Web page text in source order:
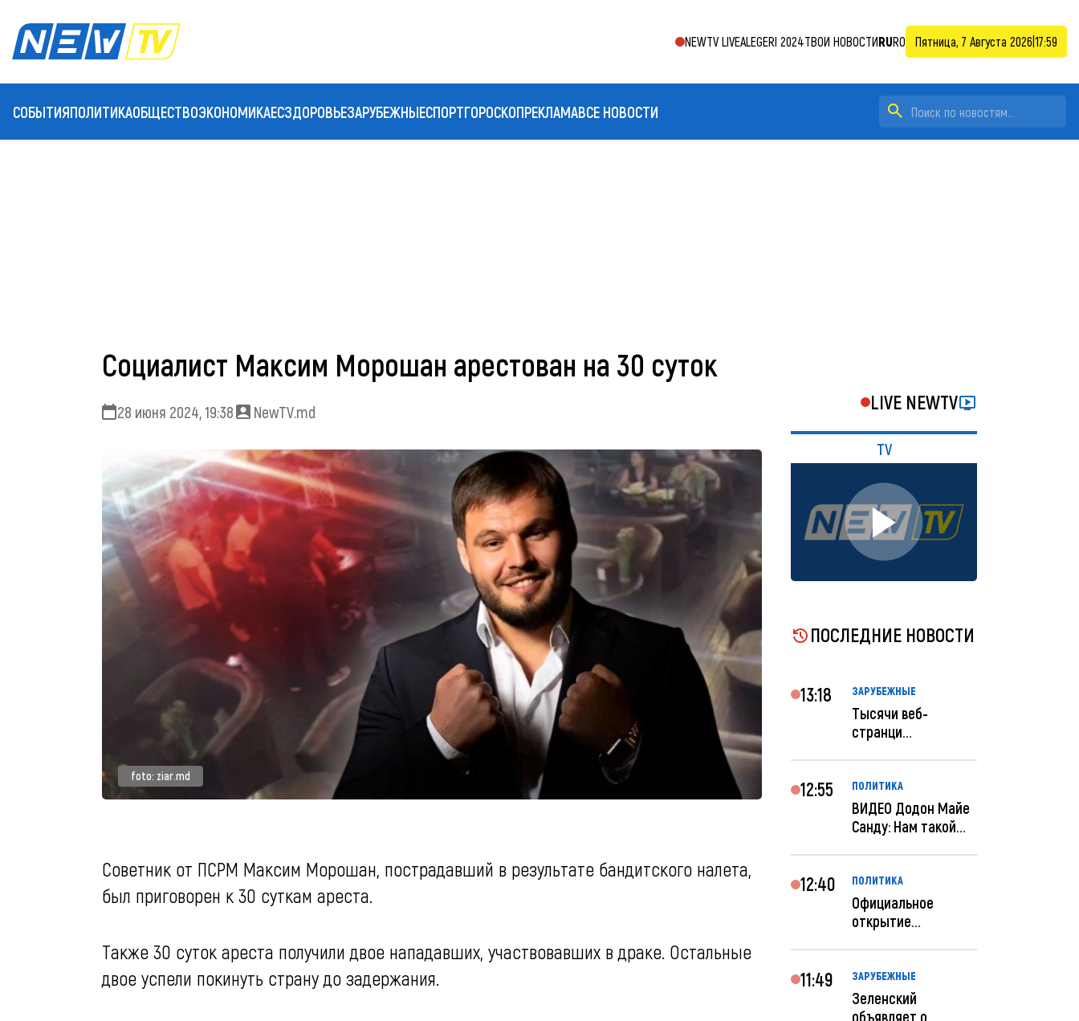
NEWTV LIVEALEGERI 2024ТВОИ НОВОСТИRURO Пятница, 7 Августа 2026 18:00
СОБЫТИЯПОЛИТИКАОБЩЕСТВОЭКОНОМИКАЕСЗДОРОВЬЕЗАРУБЕЖНЫЕСПОРТГОРОСКОПРЕКЛАМАВСЕ НОВОСТИ
Социалист Максим Морошан арестован на 30 суток
28 июня 2024, 19:38 NewTV.md
foto: ziar.md
Советник от ПСРМ Максим Морошан, пострадавший в результате бандитского налета,
был приговорен к 30 суткам ареста.
Также 30 суток ареста получили двое нападавших, участвовавших в драке. Остальные
двое успели покинуть страну до задержания.
LIVE NEWTV
TV
ПОСЛЕДНИЕ НОВОСТИ
13:18 ЗАРУБЕЖНЫЕ
Тысячи веб-
странци
12:55 ПОЛИТИКА
ВИДЕО Додон Майе
Санду: Нам такой
12:40 ПОЛИТИКА
Официальное
открытие
Кишиневе: и...
11:49 ЗАРУБЕЖНЫЕ
Зеленский
объявляет о